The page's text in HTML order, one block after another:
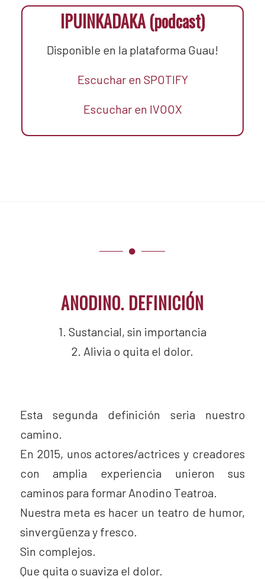
IPUINKADAKA (podcast)
Disponible en la plataforma Guau!
Escuchar en SPOTIFY
Escuchar en IVOOX
ANODINO. DEFINICIÓN
1. Sustancial, sin importancia
2. Alivia o quita el dolor.
Esta segunda definición seria nuestro
camino.
En 2015, unos actores/actrices y creadores
con amplia experiencia unieron sus
caminos para formar Anodino Teatroa.
Nuestra meta es hacer un teatro de humor,
sinvergüenza y fresco.
Sin complejos.
Que quita o suaviza el dolor.